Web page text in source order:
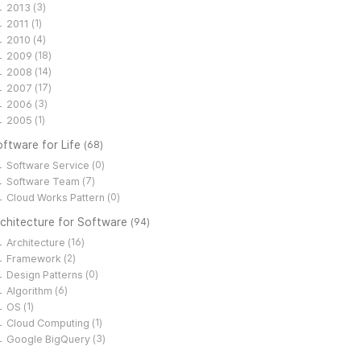
2013 (3)
2011 (1)
2010 (4)
2009 (18)
2008 (14)
2007 (17)
2006 (3)
2005 (1)
for Life (68)
Software Service (0)
Software Team (7)
Cloud Works Pattern (0)
for Software (94)
Architecture (16)
Framework (2)
Design Patterns (0)
Algorithm (6)
OS (1)
Cloud Computing (1)
Google BigQuery (3)